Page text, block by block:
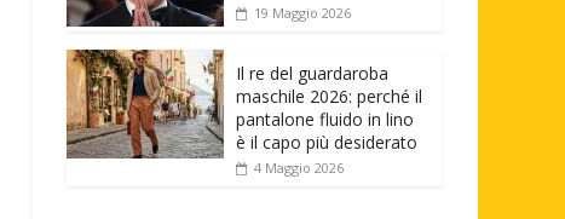
19 Maggio 2026
Il re del guardaroba
maschile 2026: perché il
pantalone fluido in lino
è il capo più desiderato
4 Maggio 2026